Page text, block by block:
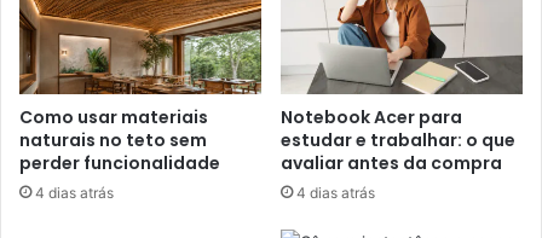
Como usar materiais
naturais no teto sem
perder funcionalidade
4 dias atrás
Notebook Acer para
estudar e trabalhar: o que
avaliar antes da compra
4 dias atrás